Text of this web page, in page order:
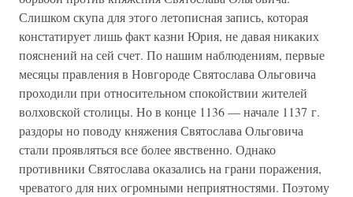
Слишком скупа для этого летописная запись, которая
констатирует лишь факт казни Юрия, не давая никаких
пояснений на сей счет. По нашим наблюдениям, первые
месяцы правления в Новгороде Святослава Ольговича
проходили при относительном спокойствии жителей
волховской столицы. Но в конце 1136 — начале 1137 г.
раздоры но поводу княжения Святослава Ольговича
стали проявляться все более явственно. Однако
противники Святослава оказались на грани поражения,
чреватого для них огромными неприятностями. Поэтому